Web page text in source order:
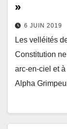
»
6 JUIN 2019
Les velléités
Constitution
arc-en-ciel et
Alpha